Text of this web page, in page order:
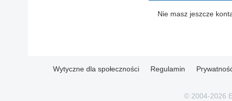
Nie masz jeszcze
Wytyczne dla społeczności Regulamin
© 2004-2026